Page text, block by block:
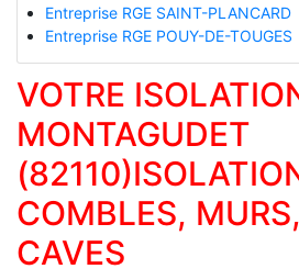
Entreprise RGE SAINT-PLANCARD
Entreprise RGE POUY-DE-TOUGES
VOTRE
MONTAGUDET
COMBLES,
CAVES